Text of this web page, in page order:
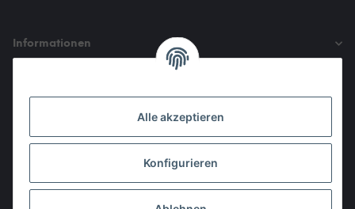
Informationen
Alle akzeptieren
Konfigurieren